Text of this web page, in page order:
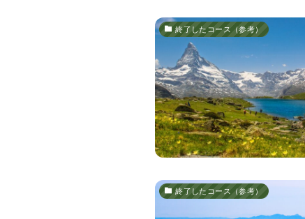
終了したコース（参考）
終了したコース（参考）